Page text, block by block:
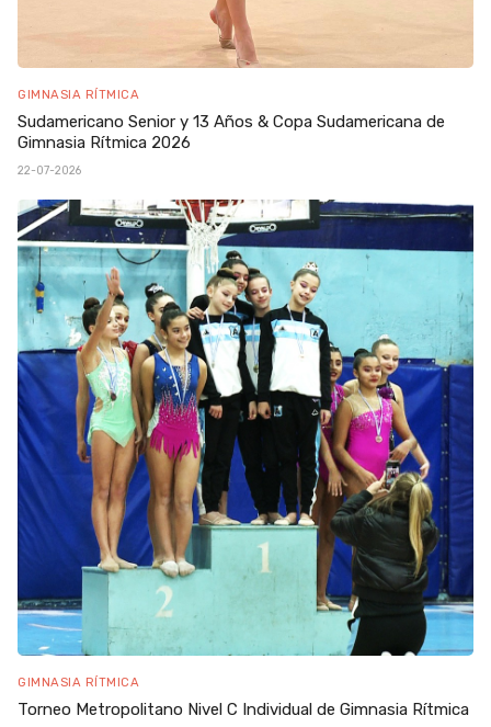
GIMNASIA RÍTMICA
Sudamericano Senior y 13 Años & Copa Sudamericana de
Gimnasia Rítmica 2026
22-07-2026
GIMNASIA RÍTMICA
Torneo Metropolitano Nivel C Individual de Gimnasia Rítmica